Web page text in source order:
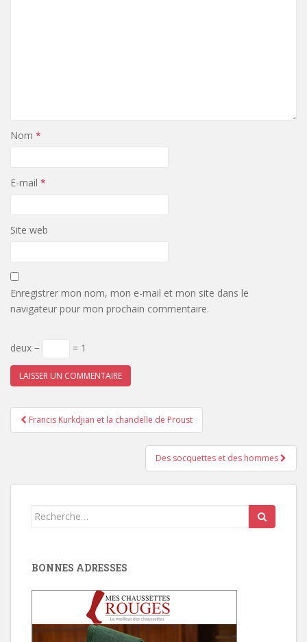
Nom *
E-mail *
Site web
Enregistrer mon nom, mon e-mail et mon site dans le
navigateur pour mon prochain commentaire.
deux − = 1
Pagination
d'article
Francis Kurkdjian et la chandelle de Proust
Des socquettes et des hommes
Search
BONNES ADRESSES